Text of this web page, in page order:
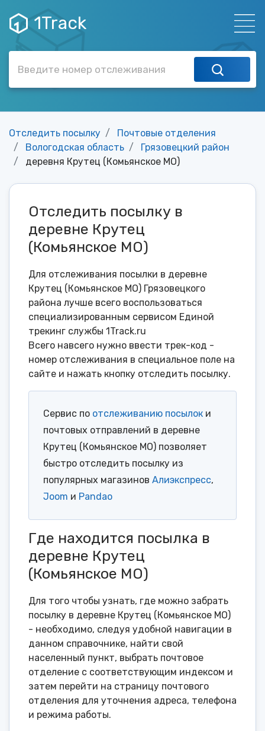
1Track
Отследить посылку
Почтовые отделения
Вологодская область
Грязовецкий район
деревня Крутец (Комьянское МО)
Отследить посылку в
деревне Крутец
(Комьянское МО)
Для отслеживания посылки в деревне
Крутец (Комьянское МО) Грязовецкого
района лучше всего воспользоваться
специализированным сервисом Единой
трекинг службы 1Track.ru
Всего навсего нужно ввести трек-код -
номер отслеживания в специальное поле на
сайте и нажать кнопку отследить посылку.
Сервис по отслеживанию посылок и
почтовых отправлений в деревне
Крутец (Комьянское МО) позволяет
быстро отследить посылку из
популярных магазинов Алиэкспресс,
Joom и Pandao
Где находится посылка в
деревне Крутец
(Комьянское МО)
Для того чтобы узнать, где можно забрать
посылку в деревне Крутец (Комьянское МО)
- необходимо, следуя удобной навигации в
данном справочнике, найти свой
населенный пункт, выбрать почтовое
отделение с соответствующим индексом и
затем перейти на страницу почтового
отделения для уточнения адреса, телефона
и режима работы.